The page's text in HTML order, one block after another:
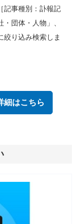
記事種別：訃報記
団体・人物」、
り込み検索しま
細はこちら